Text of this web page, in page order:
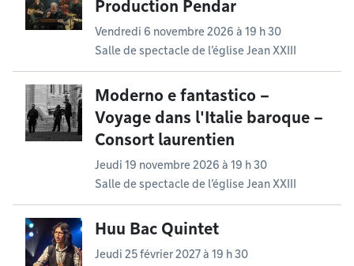
Production Pendar
Vendredi 6 novembre 2026 à 19 h 30
Salle de spectacle de l’église Jean XXIII
Moderno e fantastico –
Voyage dans l'Italie baroque –
Consort laurentien
Jeudi 19 novembre 2026 à 19 h 30
Salle de spectacle de l’église Jean XXIII
Huu Bac Quintet
Jeudi 25 février 2027 à 19 h 30